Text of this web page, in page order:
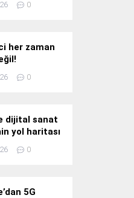
0
her zaman
0
dijital sanat
yol haritası
0
5G